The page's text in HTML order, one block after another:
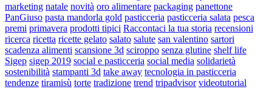
marketing natale novità oro alimentare packaging panettone
PanGiuso pasta mandorla gold pasticceria pasticceria salata pesca
premi primavera prodotti tipici Raccontaci la tua storia recensioni
ricerca ricetta ricette gelato salato salute san valentino sartori
scadenza alimenti scansione 3d sciroppo senza glutine shelf life
Sigep sigep 2019 social e pasticceria social media solidarietà
sostenibilità stampanti 3d take away tecnologia in pasticceria
tendenze tiramisù torte tradizione trend tripadvisor videotutorial